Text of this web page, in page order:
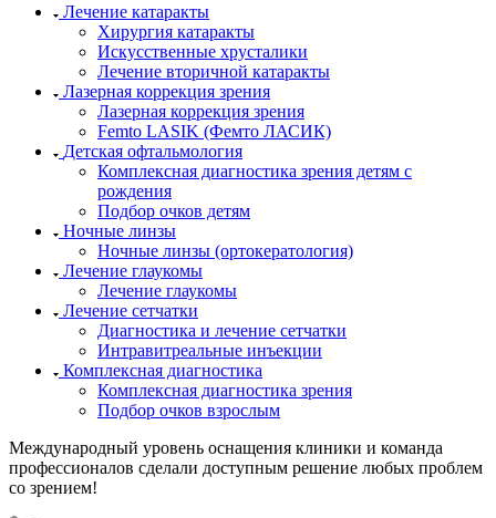
Лечение катаракты
Хирургия катаракты
Искусственные хрусталики
Лечение вторичной катаракты
Лазерная коррекция зрения
Лазерная коррекция зрения
Femto LASIK (Фемто ЛАСИК)
Детская офтальмология
Комплексная диагностика зрения детям c
рождения
Подбор очков детям
Ночные линзы
Ночные линзы (ортокератология)
Лечение глаукомы
Лечение глаукомы
Лечение сетчатки
Диагностика и лечение сетчатки
Интравитреальные инъекции
Комплексная диагностика
Комплексная диагностика зрения
Подбор очков взрослым
Международный уровень оснащения клиники и команда
профессионалов сделали доступным решение любых проблем
со зрением!